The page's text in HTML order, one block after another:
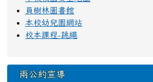
員樹林圖書館
本校幼兒園網站
校本課程-跳繩
兩公約宣導